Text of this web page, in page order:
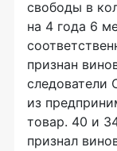
свободы в
на 4 года 6
признан
следователи
из
товар. 40 и
признал